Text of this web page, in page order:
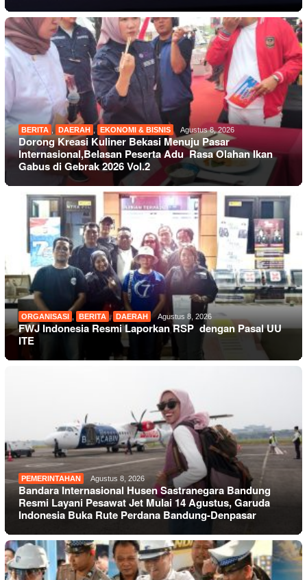
BERITA , DAERAH EKONOMI & BISNIS Agustus 8, 2026
Dorong Kreasi Kuliner Bekasi Menuju Pasar
Internasional,Belasan Peserta Adu Rasa Olahan Ikan
Gabus di Gebrak 2026 Vol.2
ORGANISASI , BERITA , DAERAH Agustus 8, 2026
FWJ Indonesia Resmi Laporkan RSP dengan Pasal UU
ITE
PEMERINTAHAN Agustus 8, 2026
Bandara Internasional Husen Sastranegara Bandung
Resmi Layani Pesawat Jet Mulai 14 Agustus, Garuda
Indonesia Buka Rute Perdana Bandung-Denpasar